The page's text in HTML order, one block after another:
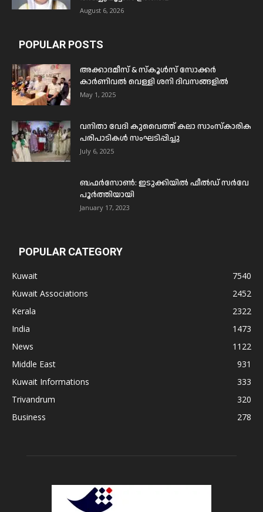
August 6, 2026
POPULAR POSTS
അക്കാദമീസ് & സ്കൂൾസ് സോക്കർ
കാർണിവൽ വെള്ളി ശനി ദിവസങ്ങളിൽ
May 1, 2025
വനിതാ വേദി കുവൈത്ത് കലാ സാംസ്കാരിക
പരിപാടികൾ സംഘടിപ്പിച്ചു
July 6, 2025
ബഫര്‍സോണ്‍: ഇടുക്കിയില്‍ ഫീല്‍ഡ് സര്‍വേ
പൂര്‍ത്തിയായി
January 17, 2023
POPULAR CATEGORY
Kuwait
7540
Kuwait Associations
2452
Kerala
2322
India
1473
News
1122
Middle East
931
Kuwait Informations
333
Trivandrum
320
Business
278